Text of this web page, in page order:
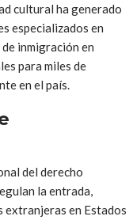
cultural ha generado
especializados en
inmigración en
para miles de
en el país.
del derecho
la entrada,
extranjeras en Estados